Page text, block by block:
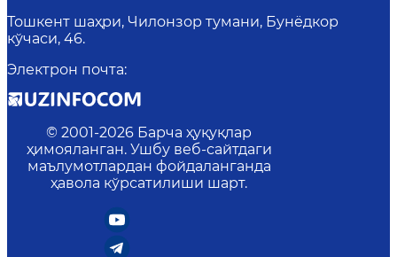
Тошкент шаҳри, Чилонзор тумани, Бунёдкор
кўчаси, 46.
Электрон почта:
© 2001-2026 Барча ҳуқуқлар
ҳимояланган. Ушбу веб-сайтдаги
маълумотлардан фойдаланганда
ҳавола кўрсатилиши шарт.